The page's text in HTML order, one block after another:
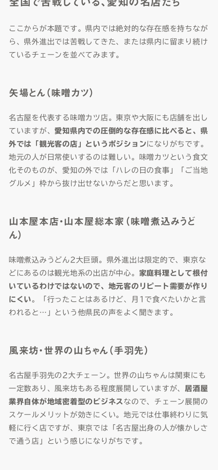
ここからが本題です。県内では絶対的な存在感を持ちなが
ら、県外進出では苦戦してきた、または県内に留まり続け
ているチェーンを並べてみます。
矢場とん（味噌カツ）
名古屋を代表する味噌カツ店。東京や大阪にも店舗を出し
ていますが、愛知県内での圧倒的な存在感に比べると、県
外では「観光客の店」というポジションになりがちです。
地元の人が日常使いするのは難しい。味噌カツという食文
化そのものが、愛知の外では「ハレの日の食事」「ご当地
グルメ」枠から抜け出せないからだと思います。
山本屋本店・山本屋総本家（味噌煮込みうど
ん）
味噌煮込みうどん2大巨頭。県外進出は限定的で、東京な
どにあるのは観光地系の出店が中心。 家庭料理として根付
いているわけではないので、地元客のリピート需要が作り
にくい 。「行ったことはあるけど、月1で食べたいかと言
われると…」という他県民の声をよく聞きます。
風来坊・世界の山ちゃん（手羽先）
名古屋手羽先の2大チェーン。世界の山ちゃんは関東にも
一定数あり、風来坊もある程度展開していますが、 居酒屋
業界自体が地域密着型のビジネス なので、チェーン展開の
スケールメリットが効きにくい。地元では仕事終わりに気
軽に行く店ですが、東京では「名古屋出身の人が懐かしさ
で通う店」という感じになりがちです。